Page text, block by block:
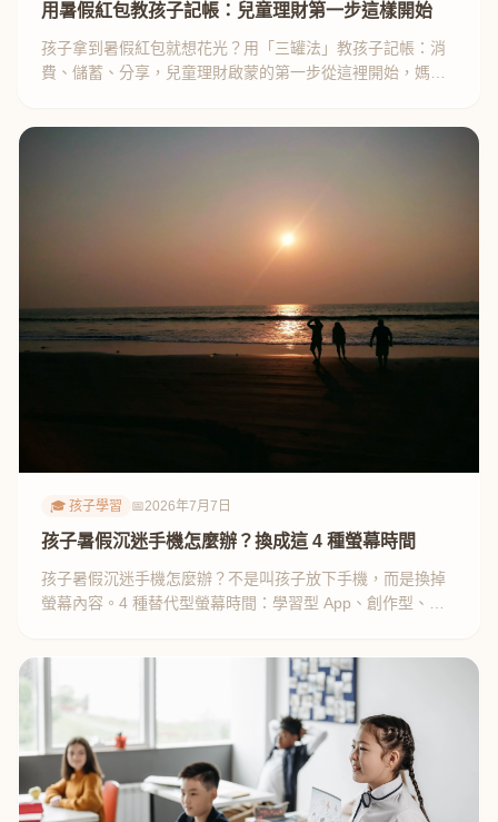
用暑假紅包教孩子記帳：兒童理財第一步這樣開始
孩子拿到暑假紅包就想花光？用「三罐法」教孩子記帳：消
費、儲蓄、分享，兒童理財啟蒙的第一步從這裡開始，媽媽
🎓 孩子學習 📅2026年7月7日
孩子暑假沉迷手機怎麼辦？換成這 4 種螢幕時間
孩子暑假沉迷手機怎麼辦？不是叫孩子放下手機，而是換掉
螢幕內容。4 種替代型螢幕時間：學習型 App、創作型、知